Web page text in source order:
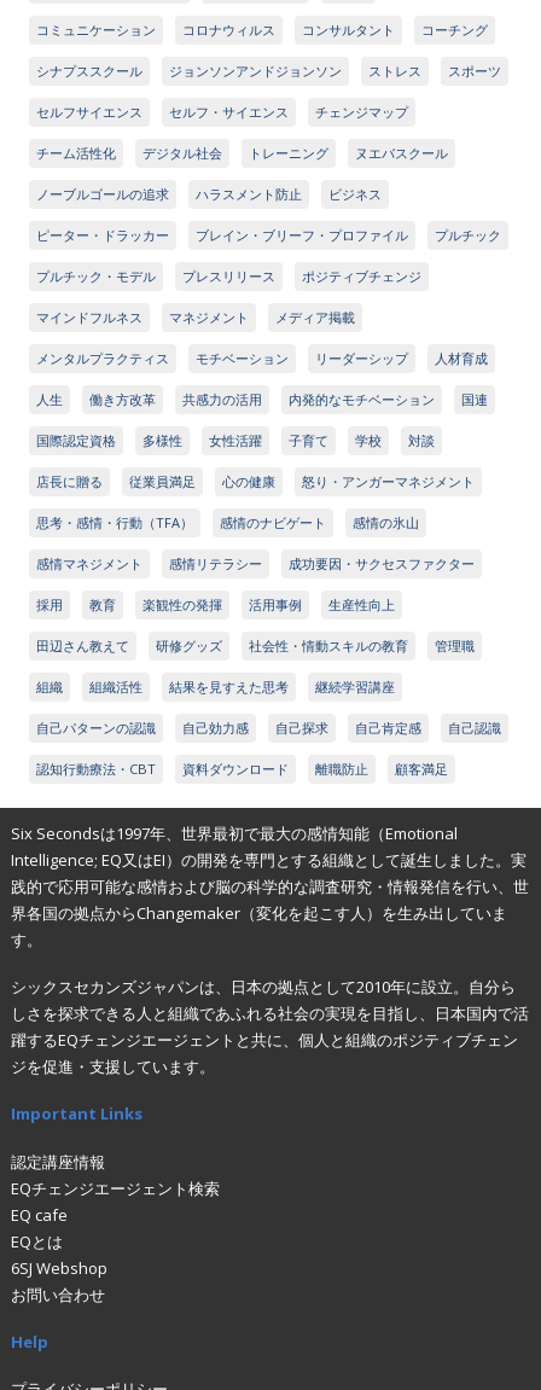
コミュニケーション コロナウィルス コンサルタント コーチング
シナプススクール ジョンソンアンドジョンソン ストレス スポーツ
セルフサイエンス セルフ・サイエンス チェンジマップ
チーム活性化 デジタル社会 トレーニング ヌエバスクール
ノーブルゴールの追求 ハラスメント防止 ビジネス
ピーター・ドラッカー ブレイン・ブリーフ・プロファイル プルチック
プルチック・モデル プレスリリース ポジティブチェンジ
マインドフルネス マネジメント メディア掲載
メンタルプラクティス モチベーション リーダーシップ 人材育成
人生 働き方改革 共感力の活用 内発的なモチベーション 国連
国際認定資格 多様性 女性活躍 子育て 学校 対談
店長に贈る 従業員満足 心の健康 怒り・アンガーマネジメント
思考・感情・行動（TFA） 感情のナビゲート 感情の氷山
感情マネジメント 感情リテラシー 成功要因・サクセスファクター
採用 教育 楽観性の発揮 活用事例 生産性向上
田辺さん教えて 研修グッズ 社会性・情動スキルの教育 管理職
組織 組織活性 結果を見すえた思考 継続学習講座
自己パターンの認識 自己効力感 自己探求 自己肯定感 自己認識
認知行動療法・CBT 資料ダウンロード 離職防止 顧客満足
Six Secondsは1997年、世界最初で最大の感情知能（Emotional
Intelligence; EQ又はEI）の開発を専門とする組織として誕生しました。実
践的で応用可能な感情および脳の科学的な調査研究・情報発信を行い、世
界各国の拠点からChangemaker（変化を起こす人）を生み出していま
す。
シックスセカンズジャパンは、日本の拠点として2010年に設立。自分ら
しさを探求できる人と組織であふれる社会の実現を目指し、日本国内で活
躍するEQチェンジエージェントと共に、個人と組織のポジティブチェン
ジを促進・支援しています。
Important Links
認定講座情報
EQチェンジエージェント検索
EQ cafe
EQとは
6SJ Webshop
お問い合わせ
Help